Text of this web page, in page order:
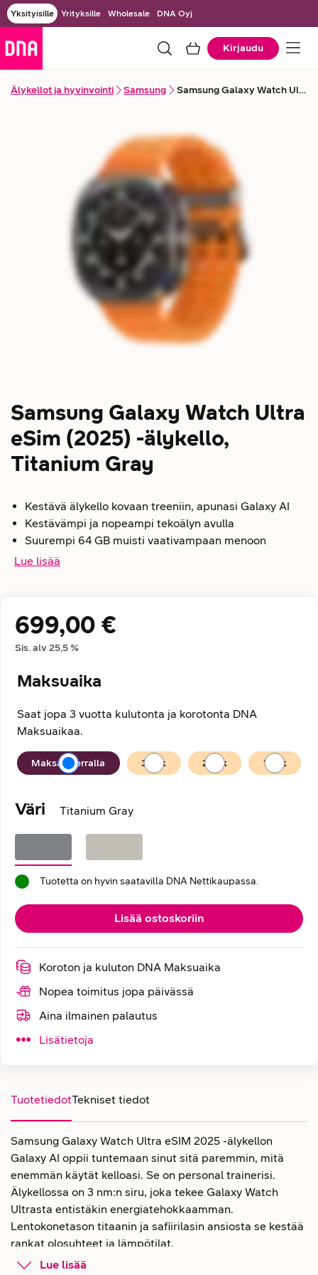
Yksityisille Yrityksille Wholesale DNA Oyj
Kirjaudu
Älykellot ja hyvinvointi Samsung Samsung Galaxy Watch Ultra eSim (2025) -älykello
Samsung Galaxy Watch Ultra
eSim (2025) -älykello,
Titanium Gray
Kestävä älykello kovaan treeniin, apunasi Galaxy AI
Kestävämpi ja nopeampi tekoälyn avulla
Suurempi 64 GB muisti vaativampaan menoon
Lue lisää
Hintatiedot
699,00 €
Sis. alv25,5 %
Maksuaika
Saat jopa 3 vuotta kulutonta ja korotonta DNA
Maksuaikaa.
Maksuaika
Maksan kerralla 36 kk 24 kk 12 kk
Väri Titanium Gray
Tuotetta on hyvin saatavilla DNA Nettikaupassa.
Lisää ostoskoriin
Koroton ja kuluton DNA Maksuaika
Nopea toimitus jopa päivässä
Aina ilmainen palautus
Lisätietoja
TuotetiedotTekniset tiedot
Samsung Galaxy Watch Ultra eSIM 2025 -älykellon
Galaxy AI oppii tuntemaan sinut sitä paremmin, mitä
enemmän käytät kelloasi. Se on personal trainerisi.
Älykellossa on 3 nm:n siru, joka tekee Galaxy Watch
Ultrasta entistäkin energiatehokkaamman.
Lentokonetason titaanin ja safiirilasin ansiosta se kestää
rankat olosuhteet ja lämpötilat.
Lue lisää